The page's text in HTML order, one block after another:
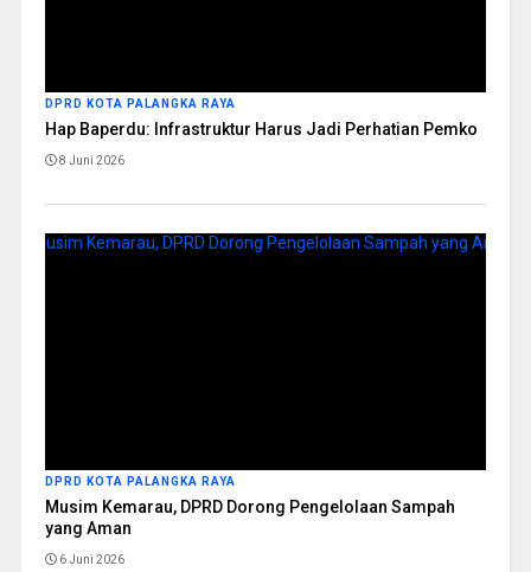
DPRD KOTA PALANGKA RAYA
Hap Baperdu: Infrastruktur Harus Jadi Perhatian Pemko
8 Juni 2026
DPRD KOTA PALANGKA RAYA
Musim Kemarau, DPRD Dorong Pengelolaan Sampah
yang Aman
6 Juni 2026